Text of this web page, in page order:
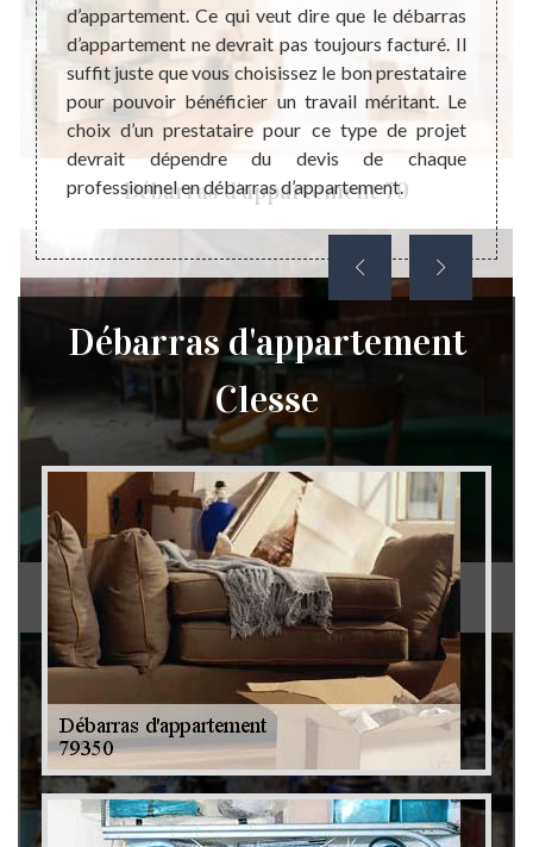
Débarras d'appartement 79
Débarras de grenier et cave 79
une
est
d’appartement. Ce qui veut dire que le débarras
d’appartement ne devrait pas toujours facturé. Il
suffit juste que vous choisissez le bon prestataire
pour pouvoir bénéficier un travail méritant. Le
choix d’un prestataire pour ce type de projet
devrait dépendre du devis de chaque
professionnel en débarras d’appartement.
vous
Débarras d'appartement
Clesse